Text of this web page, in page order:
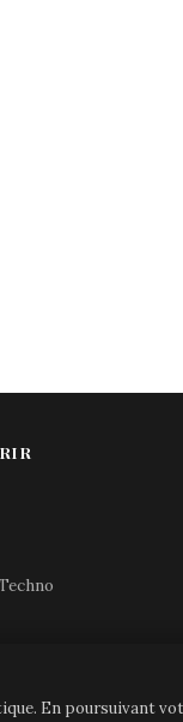
© Brave Patrie +
En poursuivant